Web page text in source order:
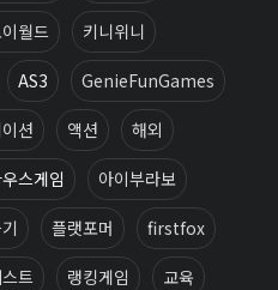
월드 키니위니
AS3 GenieFunGames
션 액션 해외
스게임 아이부라보
플랫포머 firstfox
트 랭킹게임 교육